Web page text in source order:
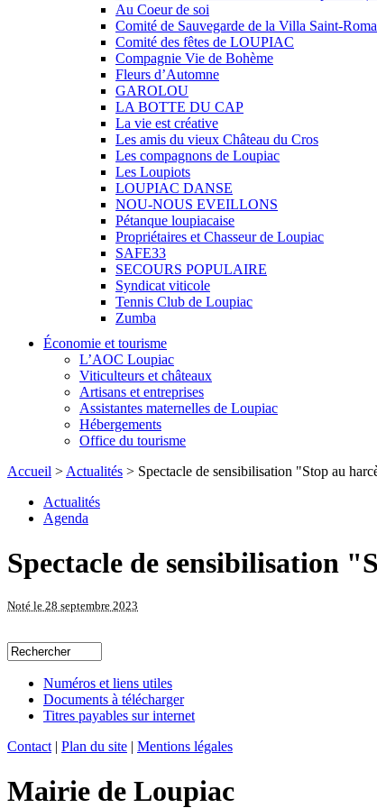
Au Coeur de soi
Comité de Sauvegarde de la Villa Saint-
Comité des fêtes de LOUPIAC
Compagnie Vie de Bohème
Fleurs d’Automne
GAROLOU
LA BOTTE DU CAP
La vie est créative
Les amis du vieux Château du Cros
Les compagnons de Loupiac
Les Loupiots
LOUPIAC DANSE
NOU-NOUS EVEILLONS
Pétanque loupiacaise
Propriétaires et Chasseur de Loupiac
SAFE33
SECOURS POPULAIRE
Syndicat viticole
Tennis Club de Loupiac
Zumba
Économie et tourisme
L’AOC Loupiac
Viticulteurs et châteaux
Artisans et entreprises
Assistantes maternelles de Loupiac
Hébergements
Office du tourisme
Accueil > Actualités > Spectacle de sensibilisation "Stop au
Actualités
Agenda
Spectacle de sensibilisation
Noté le 28 septembre 2023
Numéros et liens utiles
Documents à télécharger
Titres payables sur internet
Contact | Plan du site | Mentions légales
Mairie de Loupiac